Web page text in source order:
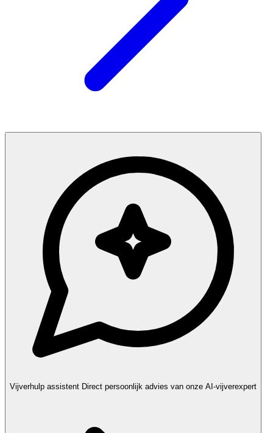
Vijverhulp assistent Direct persoonlijk advies van onze AI-vijverexpert